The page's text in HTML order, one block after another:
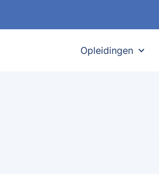
Opleidingen expand_more